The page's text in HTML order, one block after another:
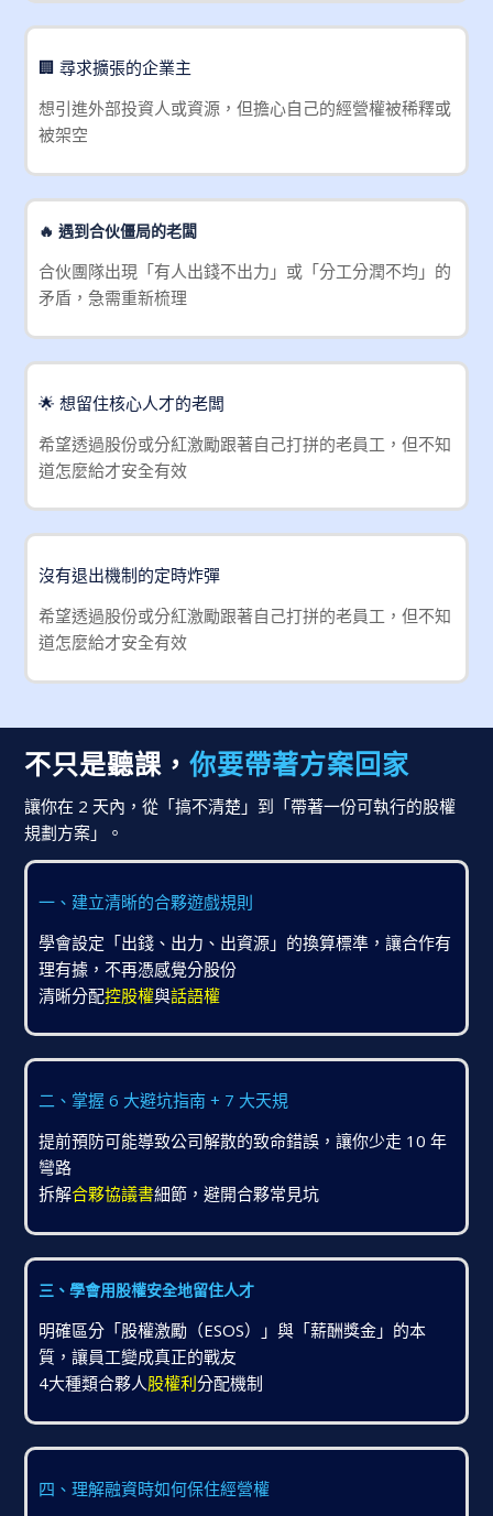
🏢 尋求擴張的企業主
想引進外部投資人或資源，但擔心自己的經營權被稀釋或
被架空
🔥 遇到合伙僵局的老闆
合伙團隊出現「有人出錢不出力」或「分工分潤不均」的
矛盾，急需重新梳理
🌟 想留住核心人才的老闆
希望透過股份或分紅激勵跟著自己打拼的老員工，但不知
道怎麼給才安全有效
沒有退出機制的定時炸彈
希望透過股份或分紅激勵跟著自己打拼的老員工，但不知
道怎麼給才安全有效
不只是聽課，你要帶著方案回家
讓你在 2 天內，從「搞不清楚」到「帶著一份可執行的股權
規劃方案」。
一、建立清晰的合夥遊戲規則
學會設定「出錢、出力、出資源」的換算標準，讓合作有
理有據，不再憑感覺分股份
清晰分配控股權與話語權
二、 掌握 6 大避坑指南 + 7 大天規
提前預防可能導致公司解散的致命錯誤，讓你少走 10 年
彎路
拆解合夥協議書細節，避開合夥常見坑
三、學會用股權安全地留住人才
明確區分「股權激勵（ESOS）」與「薪酬獎金」的本
質，讓員工變成真正的戰友
4大種類合夥人股權利分配機制
四、理解融資時如何保住經營權